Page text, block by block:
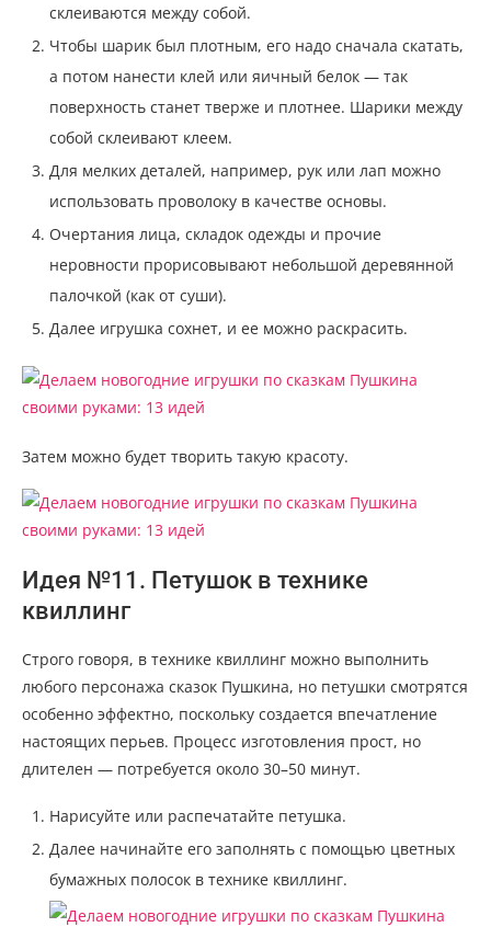
склеиваются между собой.
Чтобы шарик был плотным, его надо сначала скатать,
а потом нанести клей или яичный белок — так
поверхность станет тверже и плотнее. Шарики между
собой склеивают клеем.
Для мелких деталей, например, рук или лап можно
использовать проволоку в качестве основы.
Очертания лица, складок одежды и прочие
неровности прорисовывают небольшой деревянной
палочкой (как от суши).
Далее игрушка сохнет, и ее можно раскрасить.
Затем можно будет творить такую красоту.
Идея №11. Петушок в технике
квиллинг
Строго говоря, в технике квиллинг можно выполнить
любого персонажа сказок Пушкина, но петушки смотрятся
особенно эффектно, поскольку создается впечатление
настоящих перьев. Процесс изготовления прост, но
длителен — потребуется около 30–50 минут.
Нарисуйте или распечатайте петушка.
Далее начинайте его заполнять с помощью цветных
бумажных полосок в технике квиллинг.